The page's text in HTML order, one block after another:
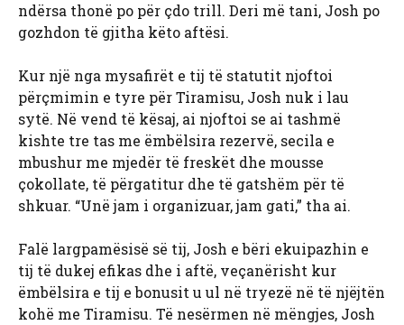
ndërsa thonë po për çdo trill. Deri më tani, Josh po
gozhdon të gjitha këto aftësi.
Kur një nga mysafirët e tij të statutit njoftoi
përçmimin e tyre për Tiramisu, Josh nuk i lau
sytë. Në vend të kësaj, ai njoftoi se ai tashmë
kishte tre tas me ëmbëlsira rezervë, secila e
mbushur me mjedër të freskët dhe mousse
çokollate, të përgatitur dhe të gatshëm për të
shkuar. “Unë jam i organizuar, jam gati,” tha ai.
Falë largpamësisë së tij, Josh e bëri ekuipazhin e
tij të dukej efikas dhe i aftë, veçanërisht kur
ëmbëlsira e tij e bonusit u ul në tryezë në të njëjtën
kohë me Tiramisu. Të nesërmen në mëngjes, Josh